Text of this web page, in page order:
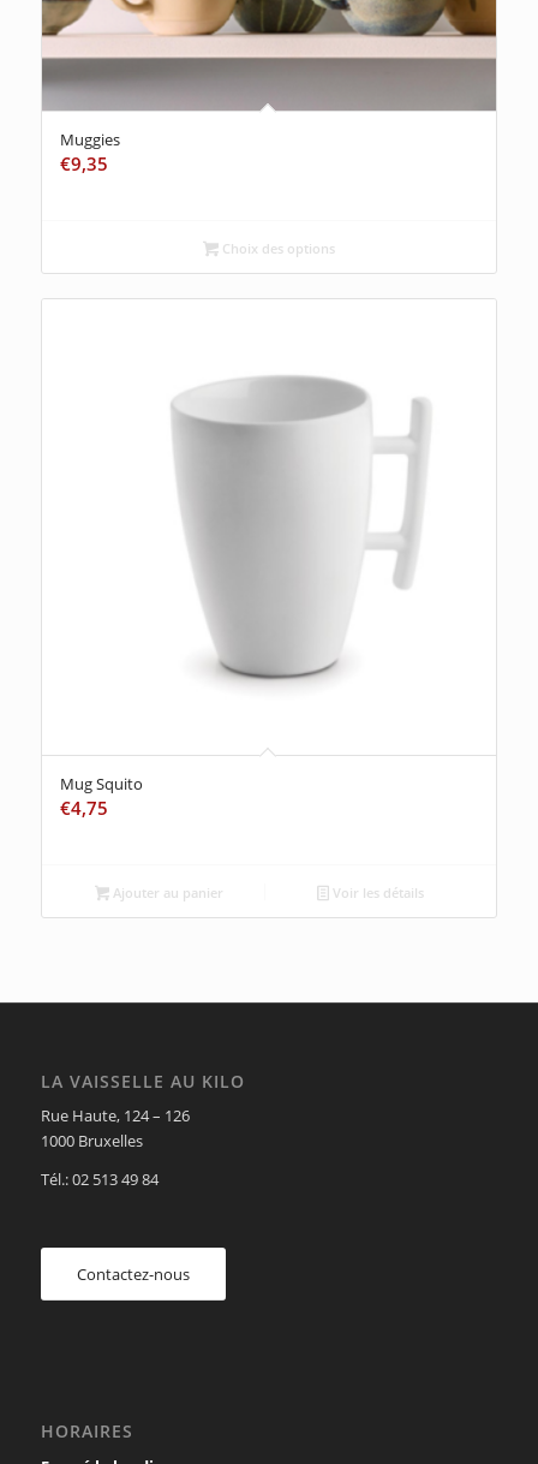
Muggies
€9,35
Choix des options
Mug Squito
€4,75
Ajouter au panier Voir les détails
LA VAISSELLE AU KILO
Rue Haute, 124 – 126
1000 Bruxelles
Tél.: 02 513 49 84
Contactez-nous
HORAIRES